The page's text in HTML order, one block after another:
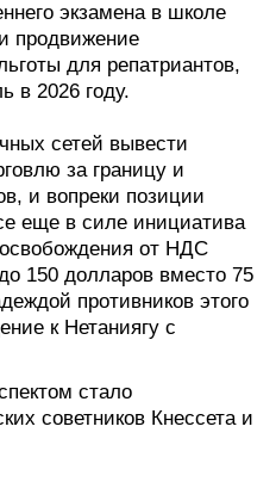
экзамена в школе
продвижение
для репатриантов,
в 2026 году.
сетей вывести
за границу и
и вопреки позиции
еще в силе инициатива
от НДС
150 долларов вместо 75
противников этого
к Нетаниягу с
стало
советников Кнессета и